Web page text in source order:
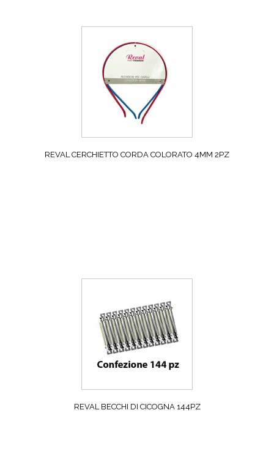
REVAL CERCHIETTO CORDA COLORATO 4MM 2PZ
REVAL BECCHI DI CICOGNA 144PZ